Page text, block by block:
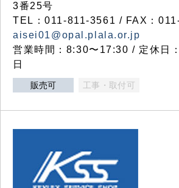
3番25号
TEL：011-811-3561 / FAX：
aisei01@opal.plala.or.jp
営業時間：8:30〜17:30 / 定休日
日
販売可 工事・取付可